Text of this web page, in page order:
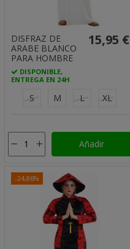
DISFRAZ DE
ARABE BLANCO
PARA HOMBRE
DISPONIBLE,
ENTREGA EN 24H
15,95 €
S M L XL
Añadir
-24,86%